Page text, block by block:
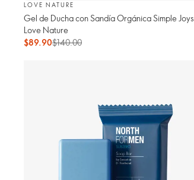
LOVE NATURE
Gel de Ducha con Sandía Orgánica Simple Joys
Love Nature
$89.90$140.00